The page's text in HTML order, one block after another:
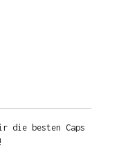
die besten Caps